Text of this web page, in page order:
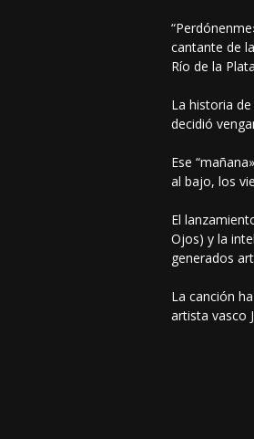
cantante de
Río de la
La historia
decidió
Ese
al bajo, los
El
Ojos) y la
generados
La canción
artista vasco